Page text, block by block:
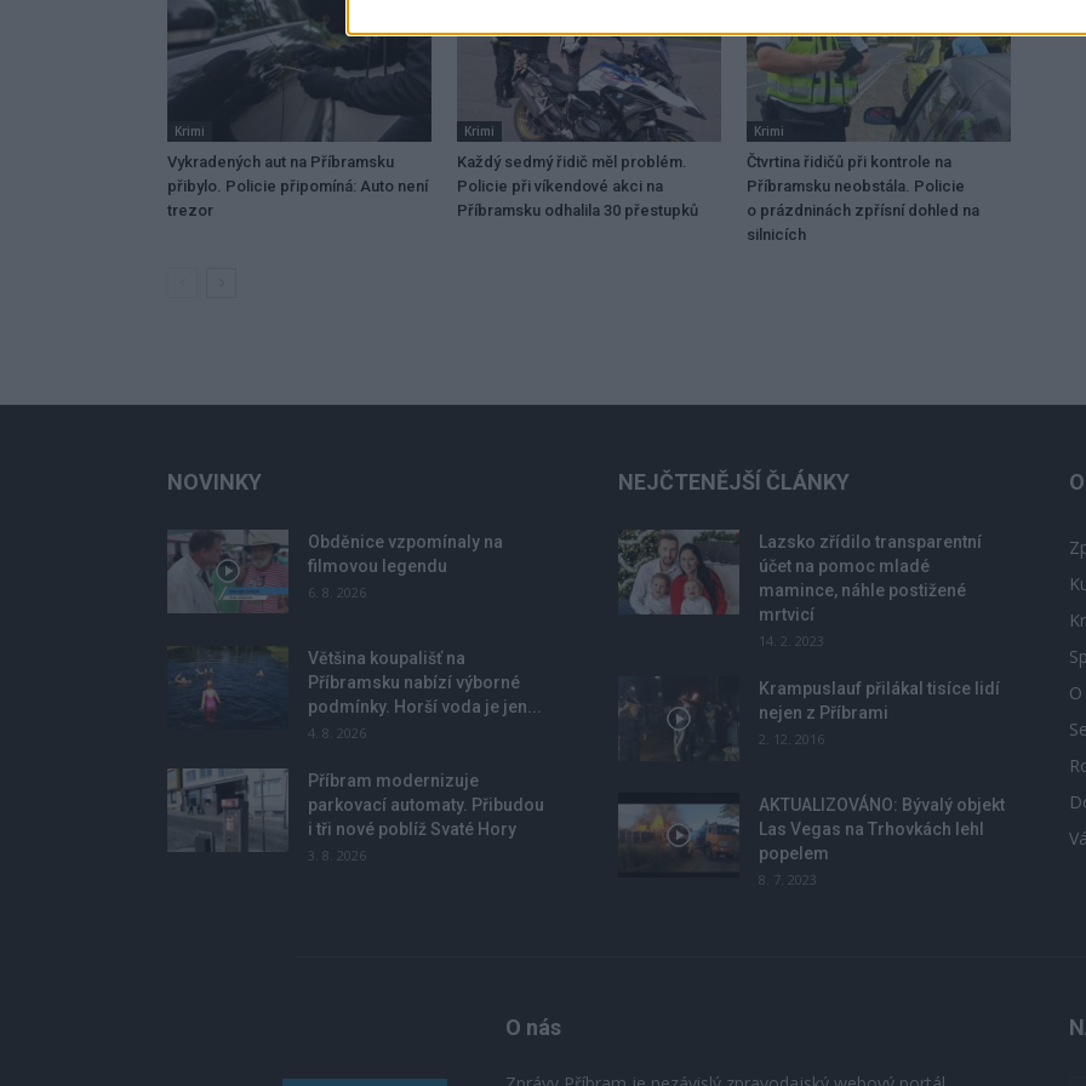
Krimi
Vykradených aut na Příbramsku
přibylo. Policie připomíná: Auto není
trezor
Krimi
Každý sedmý řidič měl problém.
Policie při víkendové akci na
Příbramsku odhalila 30 přestupků
Krimi
Čtvrtina řidičů při kontrole na
Příbramsku neobstála. Policie
o prázdninách zpřísní dohled na
silnicích
NOVINKY
Obděnice vzpomínaly na
filmovou legendu
6. 8. 2026
Většina koupališť na
Příbramsku nabízí výborné
podmínky. Horší voda je jen...
4. 8. 2026
Příbram modernizuje
parkovací automaty. Přibudou
i tři nové poblíž Svaté Hory
3. 8. 2026
NEJČTENĚJŠÍ ČLÁNKY
Lazsko zřídilo transparentní
účet na pomoc mladé
mamince, náhle postižené
mrtvicí
14. 2. 2023
Krampuslauf přilákal tisíce lidí
nejen z Příbrami
2. 12. 2016
AKTUALIZOVÁNO: Bývalý objekt
Las Vegas na Trhovkách lehl
popelem
8. 7. 2023
O nás